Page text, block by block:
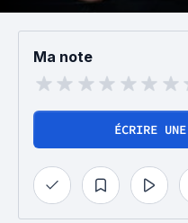
Ma note
ÉCRIRE